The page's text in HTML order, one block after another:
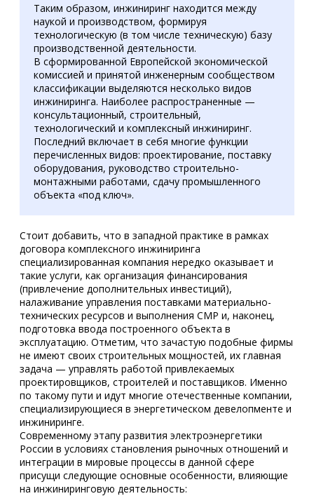
Таким образом, инжиниринг находится между
наукой и производством, формируя
технологическую (в том числе техническую) базу
производственной деятельности.
В сформированной Европейской экономической
комиссией и принятой инженерным сообществом
классификации выделяются несколько видов
инжиниринга. Наиболее распространенные —
консультационный, строительный,
технологический и комплексный инжиниринг.
Последний включает в себя многие функции
перечисленных видов: проектирование, поставку
оборудования, руководство строительно-
монтажными работами, сдачу промышленного
объекта «под ключ».
Стоит добавить, что в западной практике в рамках
договора комплексного инжиниринга
специализированная компания нередко оказывает и
такие услуги, как организация финансирования
(привлечение дополнительных инвестиций),
налаживание управления поставками материально-
технических ресурсов и выполнения СМР и, наконец,
подготовка ввода построенного объекта в
эксплуатацию. Отметим, что зачастую подобные фирмы
не имеют своих строительных мощностей, их главная
задача — управлять работой привлекаемых
проектировщиков, строителей и поставщиков. Именно
по такому пути и идут многие отечественные компании,
специализирующиеся в энергетическом девелопменте и
инжиниринге.
Современному этапу развития электроэнергетики
России в условиях становления рыночных отношений и
интеграции в мировые процессы в данной сфере
присущи следующие основные особенности, влияющие
на инжиниринговую деятельность: